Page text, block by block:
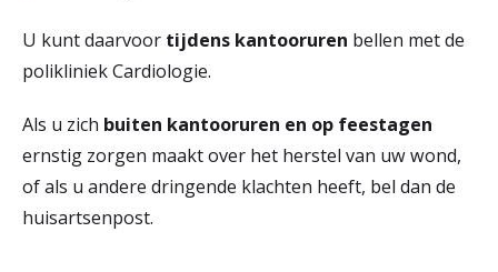
U kunt daarvoor tijdens kantooruren bellen met de
polikliniek Cardiologie.
Als u zich buiten kantooruren en op feestagen
ernstig zorgen maakt over het herstel van uw wond,
of als u andere dringende klachten heeft, bel dan de
huisartsenpost.